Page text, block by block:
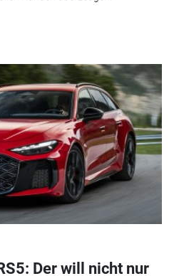
Der will nicht nur